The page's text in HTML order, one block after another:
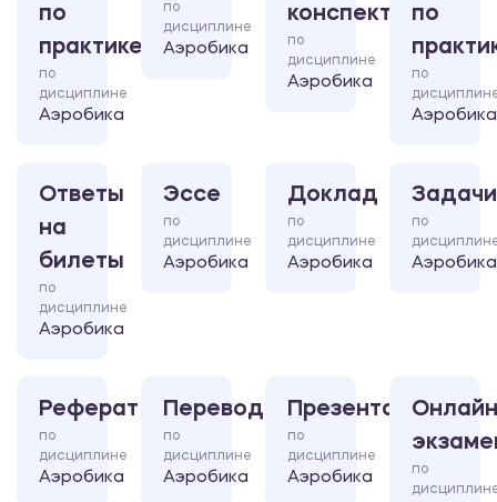
по
практике
по
дисциплине
Аэробика
по
дисциплине
Аэробика
конспект
по
дисциплине
Аэробика
по
по
Аэробика
Ответы
на
билеты
по
дисциплине
Аэробика
Эссе
по
дисциплине
Аэробика
Доклад
по
дисциплине
Аэробика
Задачи
по
Аэробика
Реферат
по
дисциплине
Аэробика
Перевод
по
дисциплине
Аэробика
Презентация
по
дисциплине
Аэробика
по